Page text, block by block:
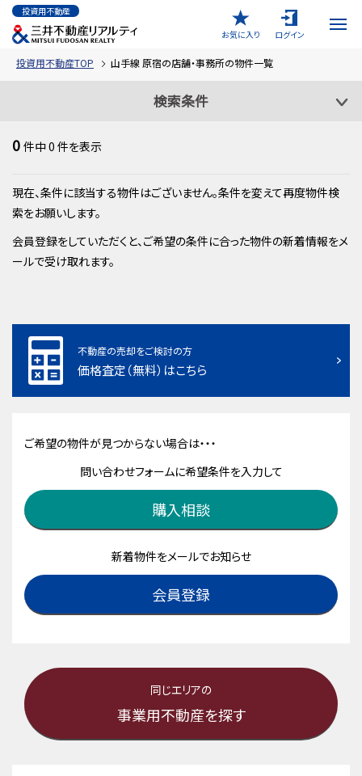
投資用不動産
お気に入り
ログイン
投資用不動産TOP 山手線 原宿の店舗・事務所の物件一覧
検索条件
0 件中0 件を表示
現在、条件に該当する物件はございません。条件を変えて再度物件検
索をお願いします。
会員登録をしていただくと、ご希望の条件に合った物件の新着情報をメ
ールで受け取れます。
不動産の売却をご検討の方
価格査定（無料）はこちら
ご希望の物件が見つからない場合は・・・
問い合わせフォームに希望条件を入力して
購入相談
新着物件をメールでお知らせ
会員登録
同じエリアの
事業用不動産を探す